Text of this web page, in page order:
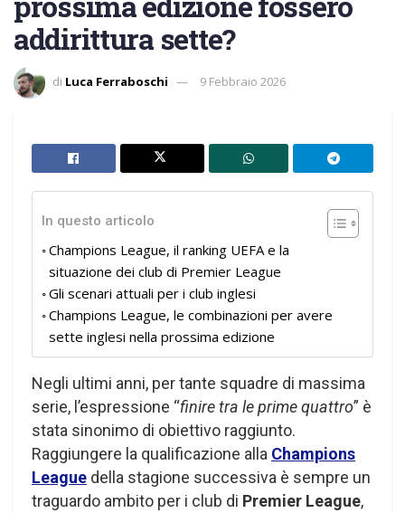
addirittura sette?
di Luca Ferraboschi 9 Febbraio 2026
In questo articolo
Champions League, il ranking UEFA e la
situazione dei club di Premier League
Gli scenari attuali per i club inglesi
Champions League, le combinazioni per avere
sette inglesi nella prossima edizione
Negli ultimi anni, per tante squadre di massima
serie, l’espressione “finire tra le prime quattro” è
stata sinonimo di obiettivo raggiunto.
Raggiungere la qualificazione alla Champions
League della stagione successiva è sempre un
traguardo ambito per i club di Premier League,